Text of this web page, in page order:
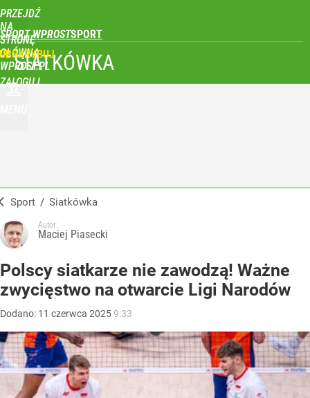
PRZEJDŹ
NA
STRONĘ
GŁÓWNĄ
WPROST.PL
SPORT WPROST
ZALOGUJ
SIATKÓWKA
Sport / Siatkówka
Autor:
Maciej Piasecki
Polscy siatkarze nie zawodzą! Ważne
zwycięstwo na otwarcie Ligi Narodów
Dodano: 11 czerwca 20259:33